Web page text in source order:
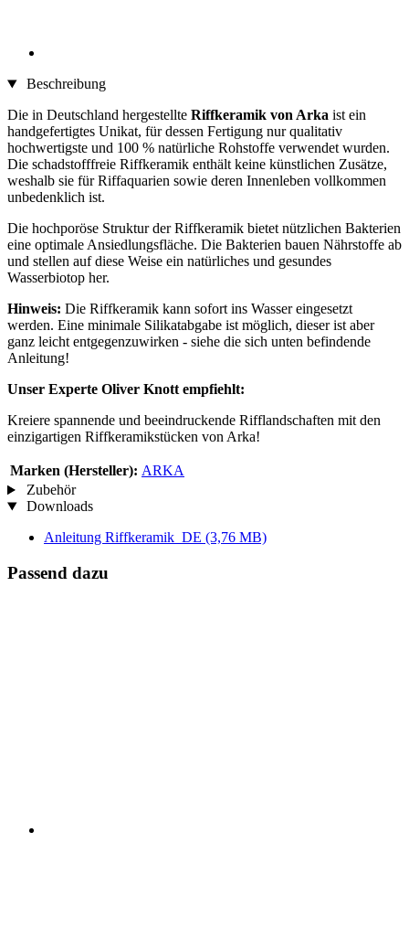
Beschreibung
Die in Deutschland hergestellte Riffkeramik von Arka ist ein
handgefertigtes Unikat, für dessen Fertigung nur qualitativ
hochwertigste und 100 % natürliche Rohstoffe verwendet wurden.
Die schadstofffreie Riffkeramik enthält keine künstlichen Zusätze,
weshalb sie für Riffaquarien sowie deren Innenleben vollkommen
unbedenklich ist.
Die hochporöse Struktur der Riffkeramik bietet nützlichen Bakterien
eine optimale Ansiedlungsfläche. Die Bakterien bauen Nährstoffe ab
und stellen auf diese Weise ein natürliches und gesundes
Wasserbiotop her.
Hinweis: Die Riffkeramik kann sofort ins Wasser eingesetzt
werden. Eine minimale Silikatabgabe ist möglich, dieser ist aber
ganz leicht entgegenzuwirken - siehe die sich unten befindende
Anleitung!
Unser Experte Oliver Knott empfiehlt:
Kreiere spannende und beeindruckende Rifflandschaften mit den
einzigartigen Riffkeramikstücken von Arka!
Marken (Hersteller): ARKA
Zubehör
Downloads
Anleitung Riffkeramik_DE (3,76 MB)
Passend dazu